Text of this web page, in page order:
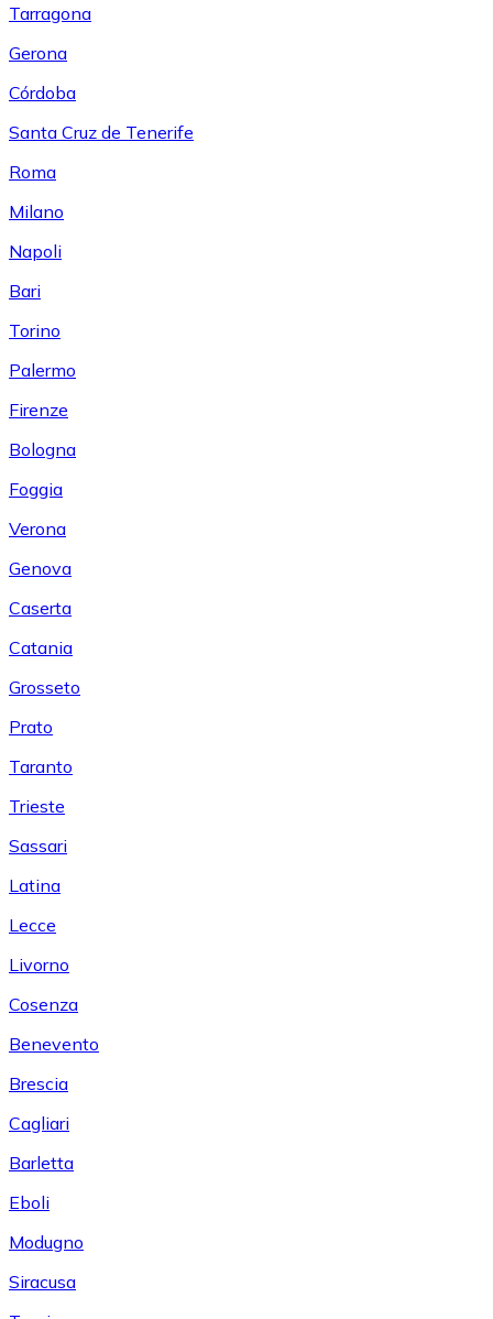
Tarragona
Gerona
Córdoba
Santa Cruz de Tenerife
Roma
Milano
Napoli
Bari
Torino
Palermo
Firenze
Bologna
Foggia
Verona
Genova
Caserta
Catania
Grosseto
Prato
Taranto
Trieste
Sassari
Latina
Lecce
Livorno
Cosenza
Benevento
Brescia
Cagliari
Barletta
Eboli
Modugno
Siracusa